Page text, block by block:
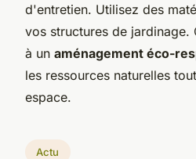
d'entretien. Utilisez des
vos structures de jardinage.
à un aménagement éco-
les ressources naturelles
espace.
Actu